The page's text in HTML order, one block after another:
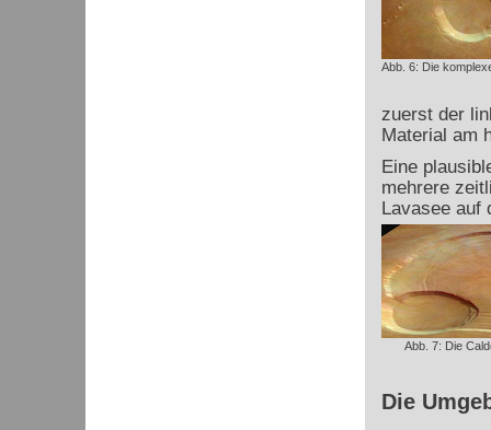
Abb. 6: Die
zuerst der
Material am
Eine
mehrere
Lavasee auf
Abb. 7: Die
Die